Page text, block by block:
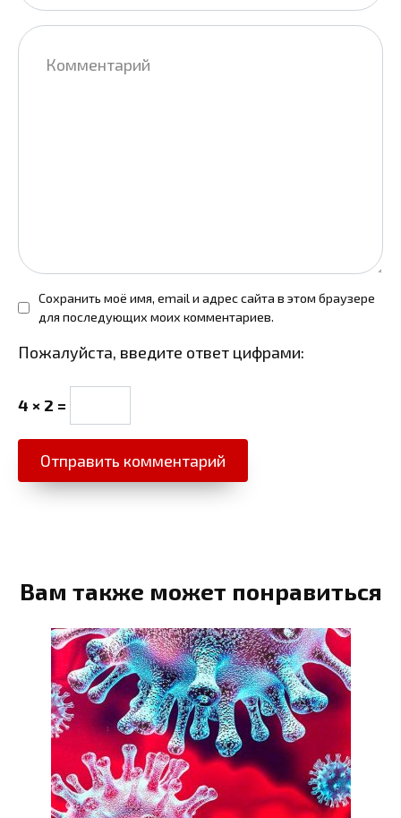
Комментарий
Сохранить моё имя, email и адрес сайта в этом браузере
для последующих моих комментариев.
Пожалуйста, введите ответ цифрами:
4 × 2 =
Вам также может понравиться